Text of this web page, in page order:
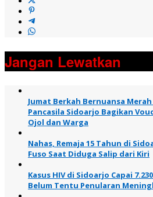
Jangan Lewatkan
Jumat Berkah Bernuansa
Pancasila Sidoarjo Bagikan
Ojol dan Warga
Nahas, Remaja 15 Tahun di
Fuso Saat Diduga Salip dari Kiri
Kasus HIV di Sidoarjo Capai
Belum Tentu Penularan